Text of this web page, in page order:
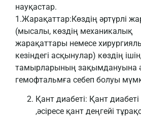
науқастар.
1.Жарақаттар:Көздің әртүрлі
(мысалы, көздің механикалық
жарақаттары немесе
кезіндегі асқынулар) көздің
тамырларының зақымдануына
гемофтальмға себеп болуы
Қант диабеті: Қант
,әсіресе қант деңгейі